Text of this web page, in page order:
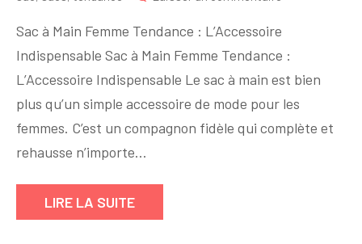
Dernières
Tendances
en
Matière
Sac à Main Femme Tendance : L’Accessoire
Indispensable Sac à Main Femme Tendance :
L’Accessoire Indispensable Le sac à main est bien
plus qu’un simple accessoire de mode pour les
femmes. C’est un compagnon fidèle qui complète et
rehausse n’importe…
LIRE LA SUITE